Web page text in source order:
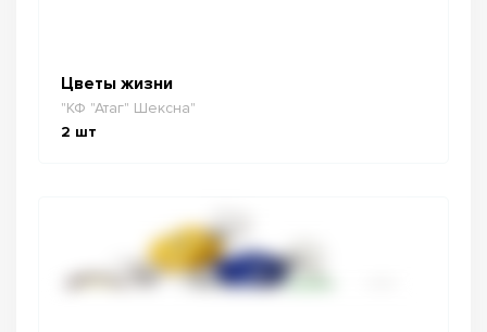
Цветы жизни
"КФ "Атаг" Шексна"
2 шт